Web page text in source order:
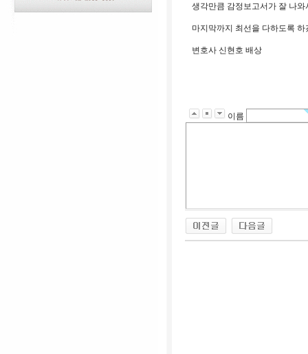
생각만큼 감정보고서가 잘 나와
마지막까지 최선을 다하도록 하
변호사 신현호 배상
이름